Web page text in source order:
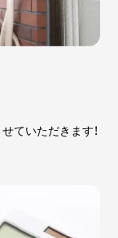
ていただきます！